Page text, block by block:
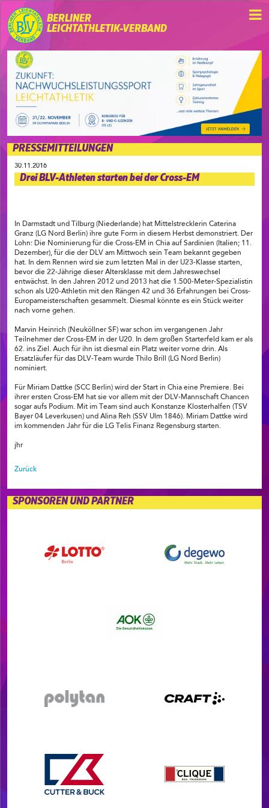
BERLINER
LEICHTATHLETIK-VERBAND
PRESSEMITTEILUNGEN
30.11.2016
Drei BLV-Athleten starten bei der Cross-EM
In Darmstadt und Tilburg (Niederlande) hat Mittelstrecklerin Caterina
Granz (LG Nord Berlin) ihre gute Form in diesem Herbst demonstriert. Der
Lohn: Die Nominierung für die Cross-EM in Chia auf Sardinien (Italien; 11.
Dezember), für die der DLV am Mittwoch sein Team bekannt gegeben
hat. In dem Rennen wird sie zum letzten Mal in der U23-Klasse starten,
bevor die 22-Jährige dieser Altersklasse mit dem Jahreswechsel
entwächst. In den Jahren 2012 und 2013 hat die 1.500-Meter-Spezialistin
schon als U20-Athletin mit den Rängen 42 und 36 Erfahrungen bei Cross-
Europameisterschaften gesammelt. Diesmal könnte es ein Stück weiter
nach vorne gehen.
Marvin Heinrich (Neuköllner SF) war schon im vergangenen Jahr
Teilnehmer der Cross-EM in der U20. In dem großen Starterfeld kam er als
62. ins Ziel. Auch für ihn ist diesmal ein Platz weiter vorne drin. Als
Ersatzläufer für das DLV-Team wurde Thilo Brill (LG Nord Berlin)
nominiert.
Für Miriam Dattke (SCC Berlin) wird der Start in Chia eine Premiere. Bei
ihrer ersten Cross-EM hat sie vor allem mit der DLV-Mannschaft Chancen
sogar aufs Podium. Mit im Team sind auch Konstanze Klosterhalfen (TSV
Bayer 04 Leverkusen) und Alina Reh (SSV Ulm 1846). Miriam Dattke wird
im kommenden Jahr für die LG Telis Finanz Regensburg starten.
jhr
Zurück
SPONSOREN UND PARTNER